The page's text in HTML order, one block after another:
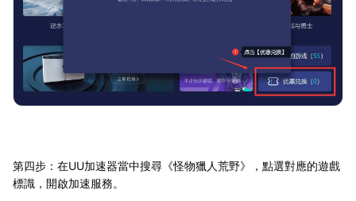
第四步：在UU加速器當中搜尋《怪物獵人荒野》，點選對應的遊戲
標識，開啟加速服務。